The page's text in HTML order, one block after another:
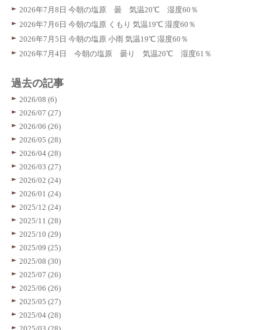
2026年7月8日 今朝の塩原 曇 気温20℃ 湿度60％
2026年7月6日 今朝の塩原 くもり 気温19℃ 湿度60％
2026年7月5日 今朝の塩原 小雨 気温19℃ 湿度60％
2026年7月4日 今朝の塩原 曇り 気温20℃ 湿度61％
過去の記事
2026/08 (6)
2026/07 (27)
2026/06 (26)
2026/05 (28)
2026/04 (28)
2026/03 (27)
2026/02 (24)
2026/01 (24)
2025/12 (24)
2025/11 (28)
2025/10 (29)
2025/09 (25)
2025/08 (30)
2025/07 (26)
2025/06 (26)
2025/05 (27)
2025/04 (28)